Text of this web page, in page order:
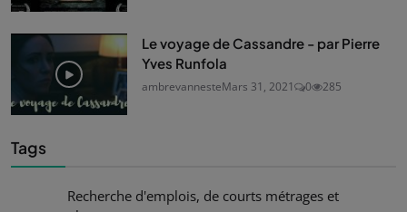
Le voyage de Cassandre - par Pierre
Yves Runfola
ambrevannesteMars 31, 2021 0 285
Tags
Recherche d'emplois, de courts métrages et